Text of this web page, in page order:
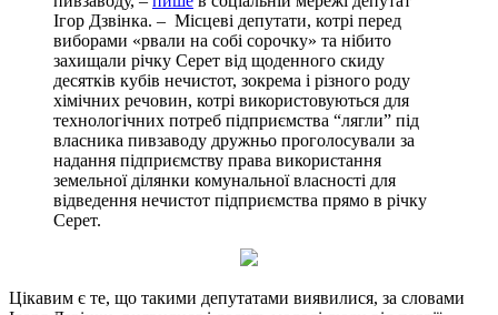
Ігор Дзвінка. – Місцеві депутати, котрі перед
виборами «рвали на собі сорочку» та нібито
захищали річку Серет від щоденного скиду
десятків кубів нечистот, зокрема і різного роду
хімічних речовин, котрі використовуються для
технологічних потреб підприємства “лягли” під
власника пивзаводу дружньо проголосували за
надання підприємству права використання
земельної ділянки комунальної власності для
відведення нечистот підприємства прямо в річку
Серет.
Цікавим є те, що такими депутатами виявилися, за словами